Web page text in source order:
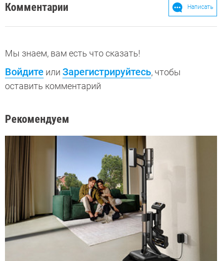
Комментарии Написать
Мы знаем, вам есть что сказать!
Войдите или Зарегистрируйтесь, чтобы
оставить комментарий
Рекомендуем